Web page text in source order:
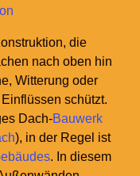
die
nach oben hin
Witterung oder
schützt.
Dach-Bauwerk
), in der Regel ist
. In diesem